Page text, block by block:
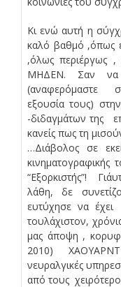
Κι ενώ αυτή η
καλό βαθμό ,όπως
,όλως περιέργως ,
ΜΗΔΕΝ. Σαν να
(αναφερόμαστε
εξουσία τους)
-διδαγμάτων της
κανείς πως τη
…Διάβολος σε
“Εξορκιστής”!
λάθη, δε
ευτύχησε να έχει
τουλάχιστον,
μας άποψη ,
2010)
νευραλγικές
από τους